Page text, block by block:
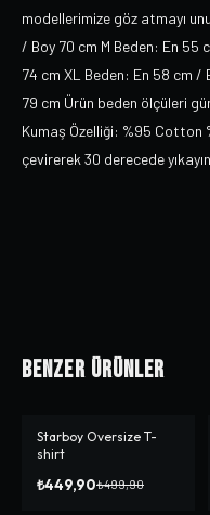
modellerimize göz atmayı
/ Boy 70 cm M Beden: En 55
74 cm XL Beden: En 58 cm /
79 cm Ürün beden ölçüleri
Kumaş Özelliği: %95 Cotton
çevirerek 30 derecede
Benzer Ürünler
-%10
Starboy Oversize T-
shirt
₺449,90₺499,90